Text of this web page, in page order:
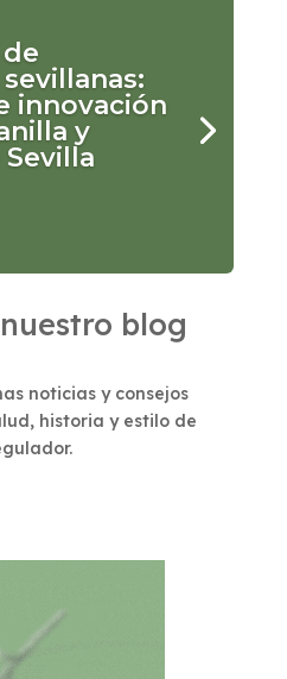
innovación
y
blog
noticias y consejos
historia y estilo de